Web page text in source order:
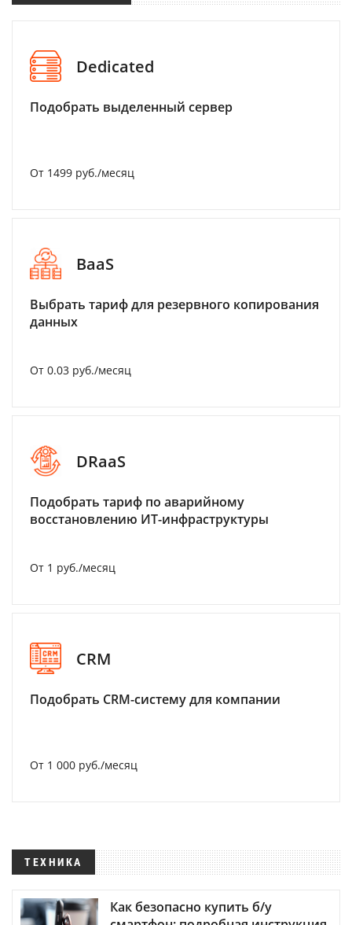
Dedicated
Подобрать выделенный сервер
От 1499 руб./месяц
BaaS
Выбрать тариф для резервного копирования
данных
От 0.03 руб./месяц
DRaaS
Подобрать тариф по аварийному
восстановлению ИТ-инфраструктуры
От 1 руб./месяц
CRM
Подобрать CRM-систему для компании
От 1 000 руб./месяц
ТЕХНИКА
Как безопасно купить б/у